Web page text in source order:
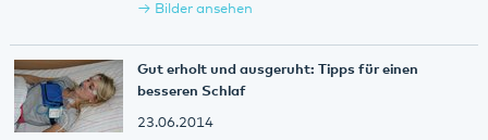
Bilder ansehen
Gut erholt und ausgeruht: Tipps für einen
besseren Schlaf
23.06.2014